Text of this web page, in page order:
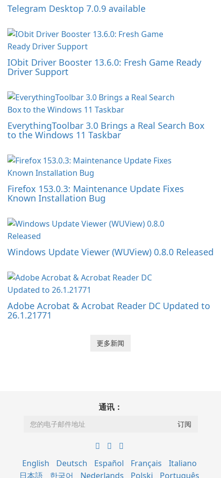
Telegram Desktop 7.0.9 available
IObit Driver Booster 13.6.0: Fresh Game Ready
Driver Support
EverythingToolbar 3.0 Brings a Real Search Box
to the Windows 11 Taskbar
Firefox 153.0.3: Maintenance Update Fixes
Known Installation Bug
Windows Update Viewer (WUView) 0.8.0 Released
Adobe Acrobat & Acrobat Reader DC Updated to
26.1.21771
更多新闻
通讯：
English Deutsch Español Français
Italiano
日本語
한국어 Nederlands Polski
Português